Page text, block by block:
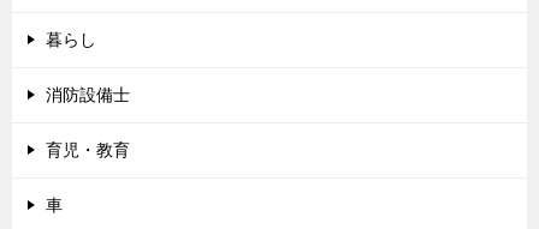
暮らし
消防設備士
育児・教育
車